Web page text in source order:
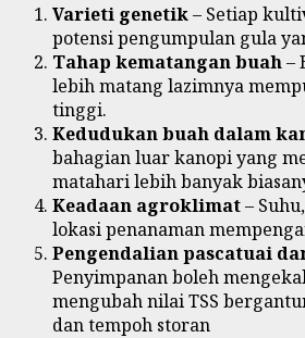
Varieti genetik– Setiap
potensi pengumpulan gula
Tahap kematangan buah–
lebih matang lazimnya
tinggi.
Kedudukan buah dalam
bahagian luar kanopi yang
matahari lebih banyak
Keadaan agroklimat–
lokasi penanaman
Pengendalian pascatuai
Penyimpanan boleh
mengubah nilai TSS
dan tempoh storan